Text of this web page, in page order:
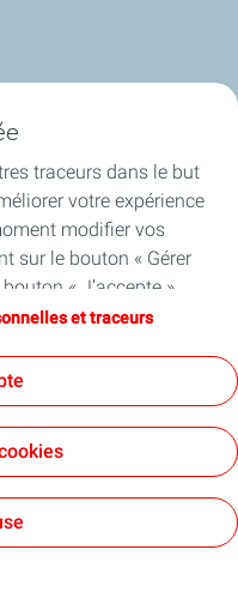
générales d'utilisation
Cookies
traceurs dans le but
votre expérience
modifier vos
sur le bouton « Gérer
« J’accepte »,
des cookies. Dans le
du site
vous pouvez
personnelles et
et traceurs